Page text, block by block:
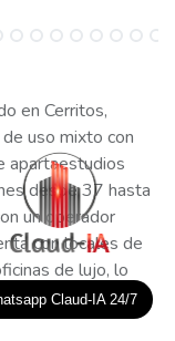
en Cerritos,
uso mixto con
apartaestudios
desde 37 hasta
un operador
con locales de
de lujo, lo
y versátil.
Claud-IA 24/7